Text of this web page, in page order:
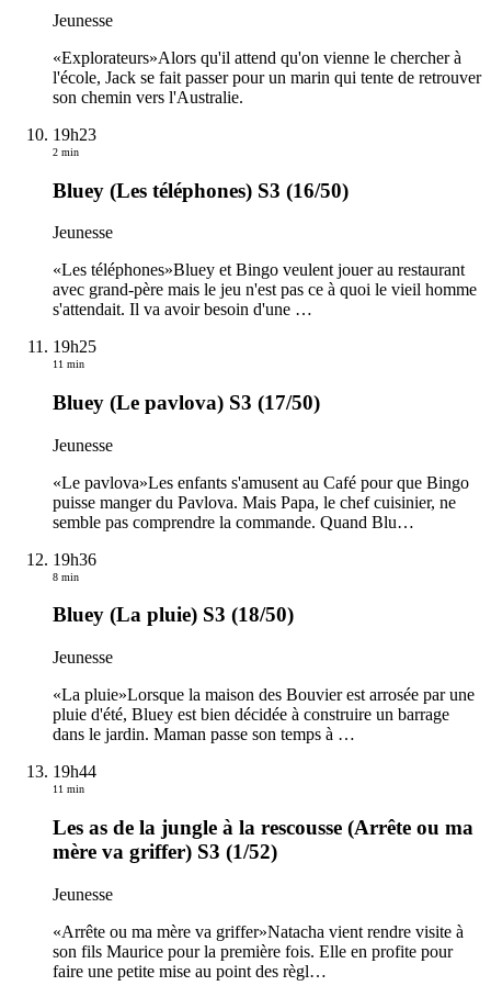
Jeunesse
«Explorateurs»Alors qu'il attend qu'on vienne le chercher à
l'école, Jack se fait passer pour un marin qui tente de retrouver
son chemin vers l'Australie.
19h23
2 min
Bluey (Les téléphones) S3 (16/50)
Jeunesse
«Les téléphones»Bluey et Bingo veulent jouer au restaurant
avec grand-père mais le jeu n'est pas ce à quoi le vieil homme
s'attendait. Il va avoir besoin d'une …
19h25
11 min
Bluey (Le pavlova) S3 (17/50)
Jeunesse
«Le pavlova»Les enfants s'amusent au Café pour que Bingo
puisse manger du Pavlova. Mais Papa, le chef cuisinier, ne
semble pas comprendre la commande. Quand Blu…
19h36
8 min
Bluey (La pluie) S3 (18/50)
Jeunesse
«La pluie»Lorsque la maison des Bouvier est arrosée par une
pluie d'été, Bluey est bien décidée à construire un barrage
dans le jardin. Maman passe son temps à …
19h44
11 min
Les as de la jungle à la rescousse (Arrête ou ma
mère va griffer) S3 (1/52)
Jeunesse
«Arrête ou ma mère va griffer»Natacha vient rendre visite à
son fils Maurice pour la première fois. Elle en profite pour
faire une petite mise au point des règl…